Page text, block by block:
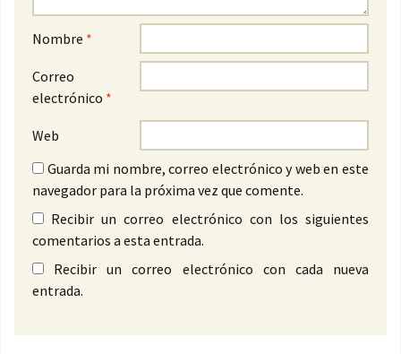
Nombre *
Correo
electrónico *
Web
Guarda mi nombre, correo electrónico y web en este
navegador para la próxima vez que comente.
Recibir un correo electrónico con los siguientes
comentarios a esta entrada.
Recibir un correo electrónico con cada nueva
entrada.